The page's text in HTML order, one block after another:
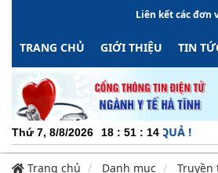
Liên kết các đơn
TRANG CHỦ GIỚI THIỆU TIN
Thứ 7, 8/8/2026 18 : 51 : 15
Trang chủ Danh mục
Truyền